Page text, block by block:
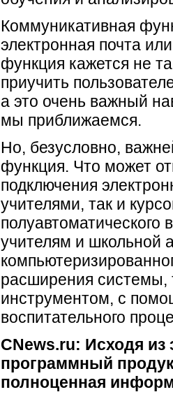
Коммуникативная
электронная почта
функция кажется не
приучить
а это очень важный
мы приближаемся.
Но, безусловно,
функция. Что может
подключения
учителями, так и
учителям и школьной
расширения системы,
инструментом, с
воспитательного
CNews.ru: Исходя из
программный
полноценная